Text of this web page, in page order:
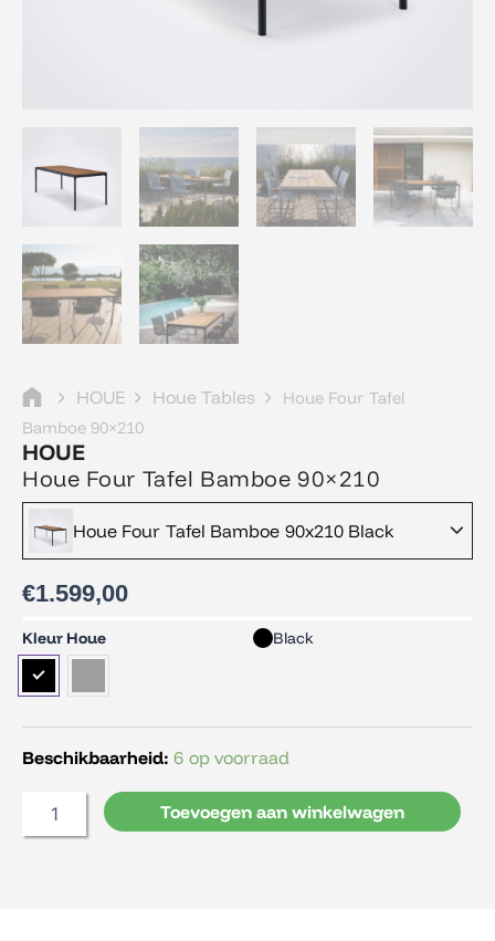
HOUE Houe Tables
Houe Four Tafel
Bamboe 90×210
HOUE
Houe Four Tafel Bamboe 90×210
Houe Four Tafel Bamboe 90x210 Black
€1.599,00
Kleur Houe Black
Beschikbaarheid: 6 op voorraad
Houe
Four
Tafel
90x210
aantal
Toevoegen aan winkelwagen